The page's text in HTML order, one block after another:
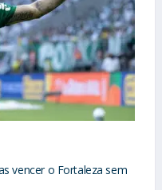
vencer o Fortaleza sem